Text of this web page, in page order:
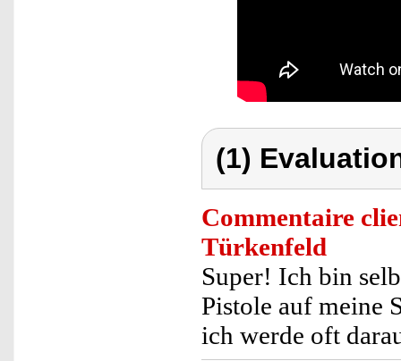
(1)
Commentaire
Türkenfeld
Super! Ich bin
Pistole auf meine
ich werde oft